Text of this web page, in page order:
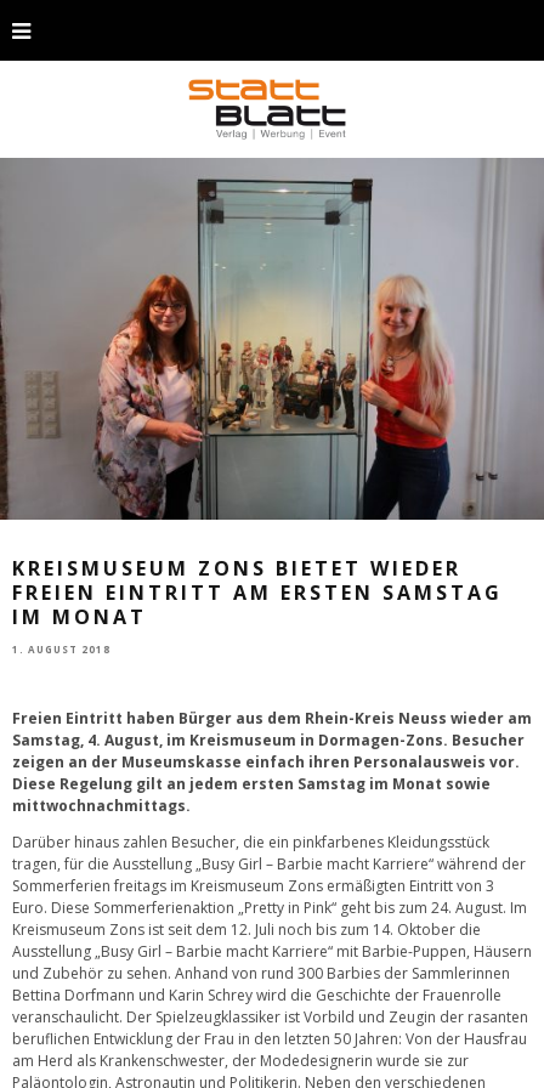
KREISMUSEUM ZONS BIETET WIEDER
FREIEN EINTRITT AM ERSTEN SAMSTAG
IM MONAT
1. AUGUST 2018
Freien Eintritt haben Bürger aus dem Rhein-Kreis Neuss wieder am
Samstag, 4. August, im Kreismuseum in Dormagen-Zons. Besucher
zeigen an der Museumskasse einfach ihren Personalausweis vor.
Diese Regelung gilt an jedem ersten Samstag im Monat sowie
mittwochnachmittags.
Darüber hinaus zahlen Besucher, die ein pinkfarbenes Kleidungsstück
tragen, für die Ausstellung „Busy Girl – Barbie macht Karriere“ während der
Sommerferien freitags im Kreismuseum Zons ermäßigten Eintritt von 3
Euro. Diese Sommerferienaktion „Pretty in Pink“ geht bis zum 24. August. Im
Kreismuseum Zons ist seit dem 12. Juli noch bis zum 14. Oktober die
Ausstellung „Busy Girl – Barbie macht Karriere“ mit Barbie-Puppen, Häusern
und Zubehör zu sehen. Anhand von rund 300 Barbies der Sammlerinnen
Bettina Dorfmann und Karin Schrey wird die Geschichte der Frauenrolle
veranschaulicht. Der Spielzeugklassiker ist Vorbild und Zeugin der rasanten
beruflichen Entwicklung der Frau in den letzten 50 Jahren: Von der Hausfrau
am Herd als Krankenschwester, der Modedesignerin wurde sie zur
Paläontologin, Astronautin und Politikerin. Neben den verschiedenen